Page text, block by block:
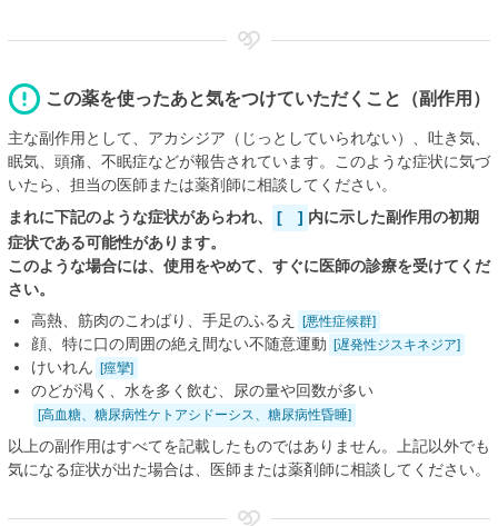
この薬を使ったあと気をつけていただくこと（副作用）
主な副作用として、アカシジア（じっとしていられない）、吐き気、
眠気、頭痛、不眠症などが報告されています。このような症状に気づ
いたら、担当の医師または薬剤師に相談してください。
まれに下記のような症状があらわれ、
[ ] 内に示した副作用の初期
症状である可能性があります。
このような場合には、使用をやめて、すぐに医師の診療を受けてくだ
さい。
高熱、筋肉のこわばり、手足のふるえ
[悪性症候群]
顔、特に口の周囲の絶え間ない不随意運動 [遅発性ジスキネジア]
けいれん [痙攣]
のどが渇く、水を多く飲む、尿の量や回数が多い
[高血糖、糖尿病性ケトアシドーシス、糖尿病性昏睡]
以上の副作用はすべてを記載したものではありません。上記以外でも
気になる症状が出た場合は、医師または薬剤師に相談してください。